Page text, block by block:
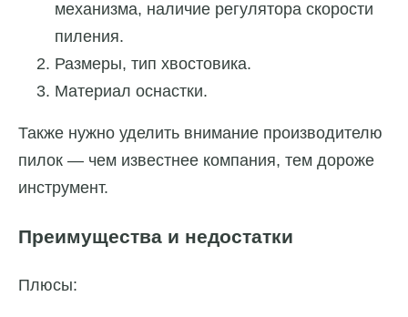
механизма, наличие регулятора скорости
пиления.
Размеры, тип хвостовика.
Материал оснастки.
Также нужно уделить внимание производителю
пилок — чем известнее компания, тем дороже
инструмент.
Преимущества и недостатки
Плюсы: